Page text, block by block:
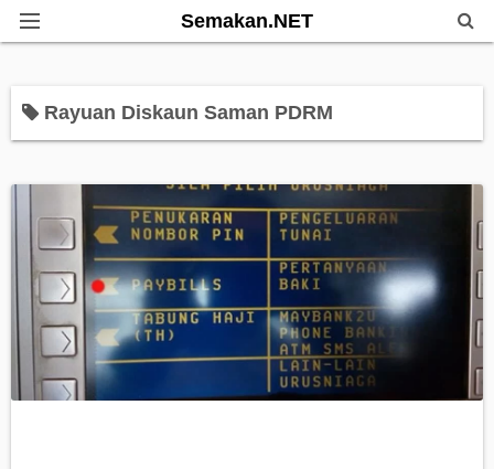
Semakan.NET
Bantuan Kerajaan
Pendidikan
Info Kerjaya
Rayuan Diskaun Saman PDRM